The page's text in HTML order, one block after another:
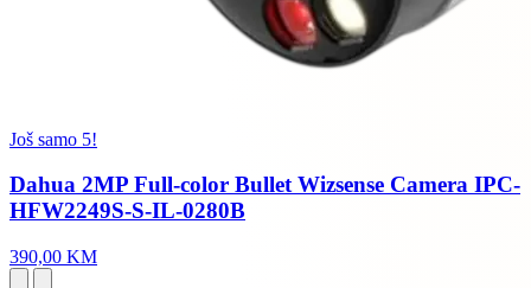
Još samo 5!
Dahua 2MP Full-color Bullet Wizsense Camera IPC-
HFW2249S-S-IL-0280B
390,00 KM